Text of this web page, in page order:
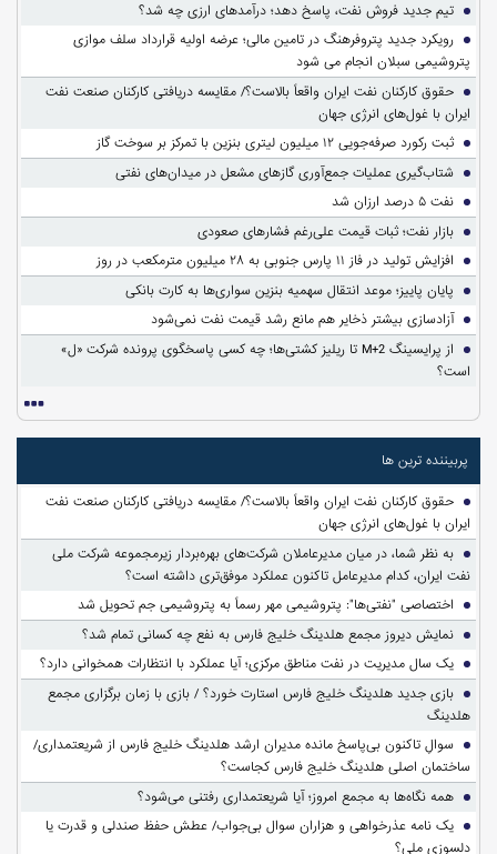
تیم جدید فروش نفت، پاسخ دهد؛ درآمدهای ارزی چه شد؟
رویکرد جدید پتروفرهنگ در تامین مالی؛ عرضه اولیه قرارداد سلف موازی
پتروشیمی سبلان انجام می شود
حقوق کارکنان نفت ایران واقعاً بالاست؟/ مقایسه دریافتی کارکنان صنعت نفت
ایران با غول‌های انرژی جهان
ثبت رکورد صرفه‌جویی ۱۲ میلیون لیتری بنزین با تمرکز بر سوخت گاز
شتاب‌گیری عملیات جمع‌آوری گازهای مشعل در میدان‌های نفتی
نفت ۵ درصد ارزان شد
بازار نفت؛ ثبات قیمت علی‌رغم فشارهای صعودی
افزایش تولید در فاز ۱۱ پارس جنوبی به ۲۸ میلیون مترمکعب در روز
پایان پاییز؛ موعد انتقال سهمیه بنزین سواری‌ها به کارت بانکی
آزادسازی بیشتر ذخایر هم مانع رشد قیمت نفت نمی‌شود
از پرایسینگ M+2 تا ریلیز کشتی‌ها؛ چه کسی پاسخگوی پرونده شرکت «ل»
است؟
پربیننده ترین ها
حقوق کارکنان نفت ایران واقعاً بالاست؟/ مقایسه دریافتی کارکنان صنعت نفت
ایران با غول‌های انرژی جهان
به نظر شما، در میان مدیرعاملان شرکت‌های بهره‌بردار زیرمجموعه شرکت ملی
نفت ایران، کدام مدیرعامل تاکنون عملکرد موفق‌تری داشته است؟
اختصاصی "نفتی‌ها": پتروشیمی مهر رسماً به پتروشیمی جم تحویل شد
نمایش دیروز مجمع هلدینگ خلیج فارس به نفع چه کسانی تمام شد؟
یک سال مدیریت در نفت مناطق مرکزی؛ آیا عملکرد با انتظارات همخوانی دارد؟
بازی جدید هلدینگ خلیج فارس استارت خورد؟ / بازی با زمان برگزاری مجمع
هلدینگ
سوالِ تاکنون بی‌پاسخ مانده مدیران ارشد هلدینگ خلیج فارس از شریعتمداری/
ساختمان اصلی هلدینگ خلیج فارس کجاست؟
همه نگاه‌ها به مجمع امروز؛ آیا شریعتمداری رفتنی می‌شود؟
یک نامه عذرخواهی و هزاران سوال بی‌جواب/ عطش حفظ صندلی و قدرت یا
دلسوزی ملی؟